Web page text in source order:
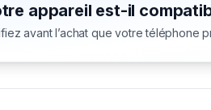
appareil est-il
avant l’achat que votre téléphone